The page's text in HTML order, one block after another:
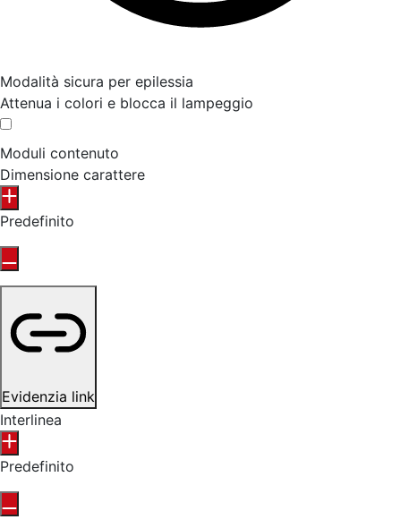
Modalità sicura per epilessia
Attenua i colori e blocca il lampeggio
Moduli contenuto
Dimensione carattere
Predefinito
Evidenzia link
Interlinea
Predefinito